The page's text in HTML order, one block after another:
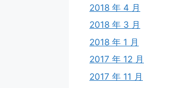
2018 年 4 月
2018 年 3 月
2018 年 1 月
2017 年 12 月
2017 年 11 月